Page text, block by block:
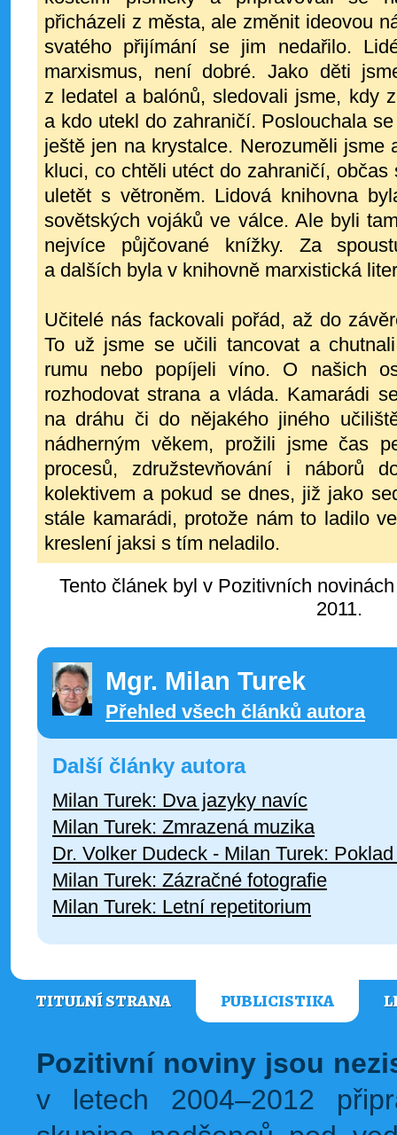
přicházeli z města, ale změnit ideovou
svatého přijímání se jim nedařilo.
marxismus, není dobré. Jako děti
z ledatel a balónů, sledovali jsme, kdy
a kdo utekl do zahraničí. Poslouchala
ještě jen na krystalce. Nerozuměli jsme
kluci, co chtěli utéct do zahraničí,
uletět s větroněm. Lidová knihovna
sovětských vojáků ve válce. Ale byli
nejvíce půjčované knížky. Za
a dalších byla v knihovně marxistická
Učitelé nás fackovali pořád, až do
To už jsme se učili tancovat a
rumu nebo popíjeli víno. O našich
rozhodovat strana a vláda. Kamarádi
na dráhu či do nějakého jiného
nádherným věkem, prožili jsme čas
procesů, združstevňování i náborů
kolektivem a pokud se dnes, již jako
stále kamarádi, protože nám to ladilo
kreslení jaksi s tím neladilo.
Tento článek byl v Pozitivních
2011.
Mgr. Milan Turek
Přehled všech článků autora
Další články autora
Milan Turek: Dva jazyky navíc
Milan Turek: Zmrazená muzika
Dr. Volker Dudeck - Milan Turek:
Milan Turek: Zázračné fotografie
Milan Turek: Letní repetitorium
TITULNÍ STRANA PUBLICISTIKA
Pozitivní noviny jsou
v letech 2004–2012